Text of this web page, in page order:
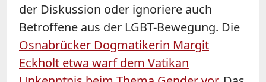
der Diskussion oder ignoriere auch
Betroffene aus der LGBT-Bewegung. Die
Osnabrücker Dogmatikerin Margit
Eckholt etwa warf dem Vatikan